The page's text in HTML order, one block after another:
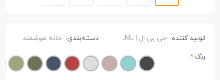
تولید کننده: جی بی ال | JBL دسته‌بندی: خانه هوشمند
رنگ *